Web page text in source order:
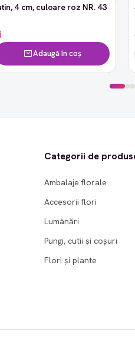
4 cm, culoare roz NR. 43
Adaugă în coș
Categorii de
Ambalaje florale
Accesorii flori
Lumânări
Pungi, cutii și coșuri
Flori și plante